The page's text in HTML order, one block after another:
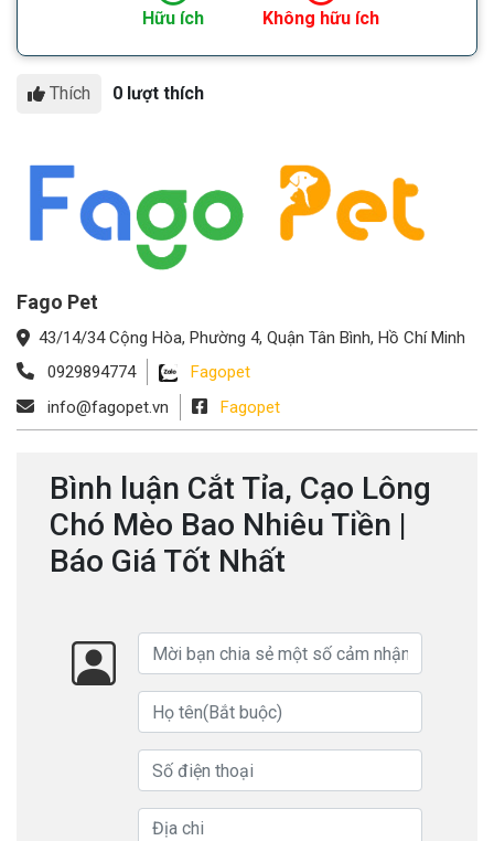
Hữu ích Không hữu ích
Thích 0 lượt thích
Fago Pet
43/14/34 Cộng Hòa, Phường 4, Quận Tân Bình, Hồ Chí Minh
0929894774
Fagopet
info@fagopet.vn
Fagopet
Bình luận Cắt Tỉa, Cạo Lông
Chó Mèo Bao Nhiêu Tiền |
Báo Giá Tốt Nhất